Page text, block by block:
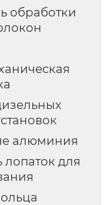
обработки
алюминия
для